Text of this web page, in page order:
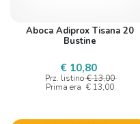
Aboca Adiprox Tisana 20
Bustine
€ 10,80
Prz. listino € 13,00
Prima era € 13,00